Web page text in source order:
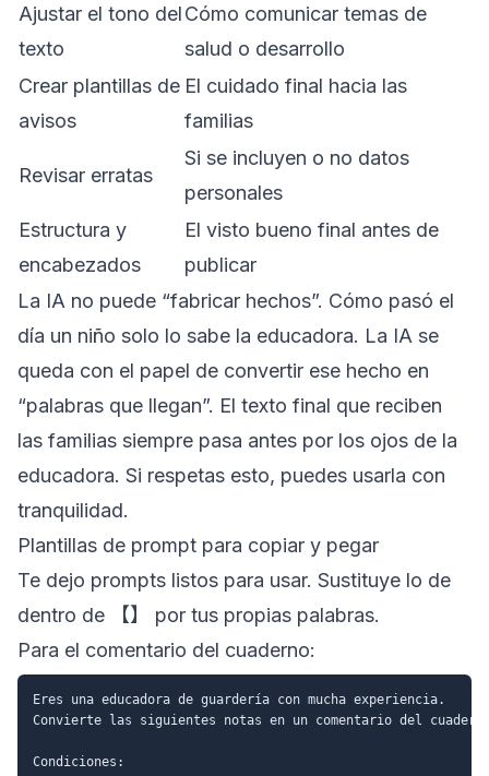
Ajustar el tono del
texto
Cómo comunicar temas de
salud o desarrollo
Crear plantillas de
avisos
El cuidado final hacia las
familias
Revisar erratas
Si se incluyen o no datos
personales
Estructura y
encabezados
El visto bueno final antes de
publicar
La IA no puede “fabricar hechos”. Cómo pasó el
día un niño solo lo sabe la educadora. La IA se
queda con el papel de convertir ese hecho en
“palabras que llegan”. El texto final que reciben
las familias siempre pasa antes por los ojos de la
educadora. Si respetas esto, puedes usarla con
tranquilidad.
Plantillas de prompt para copiar y pegar
Te dejo prompts listos para usar. Sustituye lo de
dentro de 【】 por tus propias palabras.
Para el comentario del cuaderno:
Eres una educadora de guardería con mucha experiencia.
Convierte las siguientes notas en un comentario del
Condiciones: